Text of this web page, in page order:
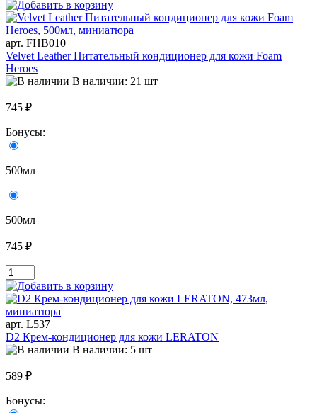
арт. FHB010
Velvet Leather Питательный кондиционер для кожи Foam
Heroes
В наличии: 21 шт
745 ₽
Бонусы:
500мл
500мл
745 ₽
арт. L537
D2 Крем-кондиционер для кожи LERATON
В наличии: 5 шт
589 ₽
Бонусы: